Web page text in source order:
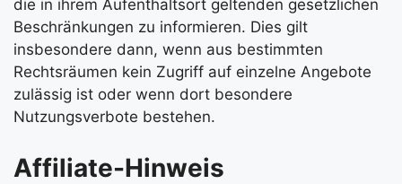
die in ihrem Aufenthaltsort geltenden gesetzlichen
Beschränkungen zu informieren. Dies gilt
insbesondere dann, wenn aus bestimmten
Rechtsräumen kein Zugriff auf einzelne Angebote
zulässig ist oder wenn dort besondere
Nutzungsverbote bestehen.
Affiliate-Hinweis